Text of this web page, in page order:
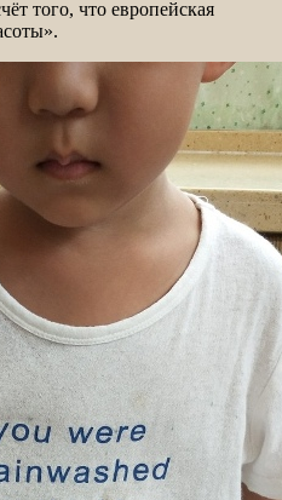
того, что европейская